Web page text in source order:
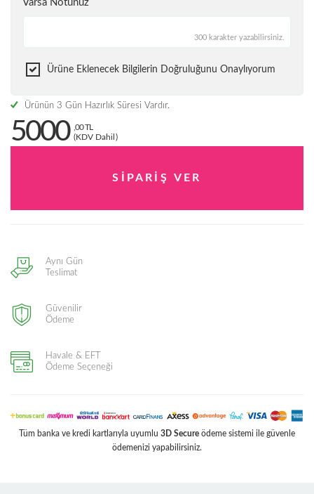
Varsa Notunuz
300 karakter yazabilirsiniz.
Ürüne Eklenecek Bilgilerin Doğruluğunu Onaylıyorum
Ürünün 3 Gün Hazırlık Süresi Vardır.
5000
,00 TL
(KDV Dahil)
Aynı Gün
Teslimat
Güvenilir
Ödeme
Havale & EFT
Ödeme Seçeneği
Tüm banka ve kredi kartlarıyla uyumlu 3D Secure ödeme sistemi ile güvenle
ödemenizi yapabilirsiniz.